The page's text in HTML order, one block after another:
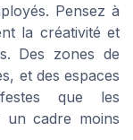
Pensez à
la créativité et
Des zones de
et des espaces
que les
un cadre moins